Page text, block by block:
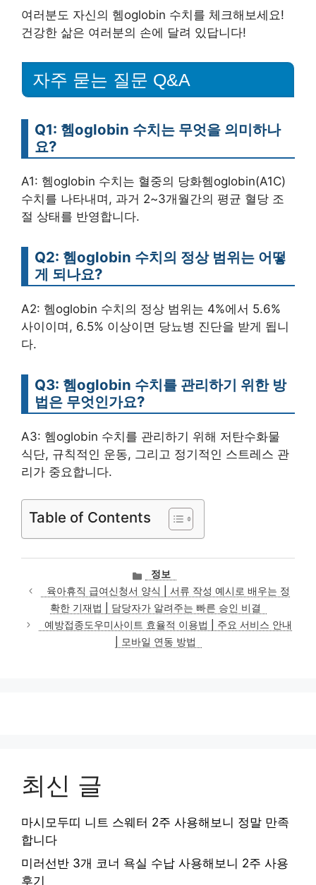
여러분도 자신의 헴oglobin 수치를 체크해보세요!
건강한 삶은 여러분의 손에 달려 있답니다!
자주 묻는 질문 Q&A
Q1: 헴oglobin 수치는 무엇을 의미하나
요?
A1: 헴oglobin 수치는 혈중의 당화헴oglobin(A1C)
수치를 나타내며, 과거 2~3개월간의 평균 혈당 조
절 상태를 반영합니다.
Q2: 헴oglobin 수치의 정상 범위는 어떻
게 되나요?
A2: 헴oglobin 수치의 정상 범위는 4%에서 5.6%
사이이며, 6.5% 이상이면 당뇨병 진단을 받게 됩니
다.
Q3: 헴oglobin 수치를 관리하기 위한 방
법은 무엇인가요?
A3: 헴oglobin 수치를 관리하기 위해 저탄수화물
식단, 규칙적인 운동, 그리고 정기적인 스트레스 관
리가 중요합니다.
Table of Contents
카
테
고
리
정보
육아휴직 급여신청서 양식 | 서류 작성 예시로 배우는 정
확한 기재법 | 담당자가 알려주는 빠른 승인 비결
예방접종도우미사이트 효율적 이용법 | 주요 서비스 안내
| 모바일 연동 방법
최신 글
마시모두띠 니트 스웨터 2주 사용해보니 정말 만족
합니다
미러선반 3개 코너 욕실 수납 사용해보니 2주 사용
후기